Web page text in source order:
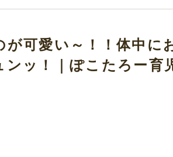
可愛い～！！体中に
ンッ！｜ぽこたろー育